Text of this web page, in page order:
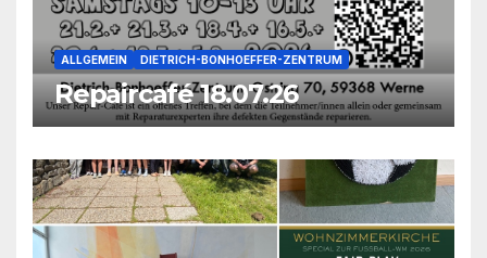
ALLGEMEIN DIETRICH-BONHOEFFER-ZENTRUM
Repaircafé 18.07.26